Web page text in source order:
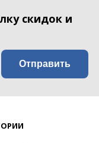
скидок и